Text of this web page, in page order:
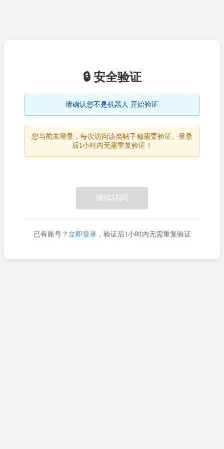
🔒 安全验证
请确认您不是机器人 开始验证
您当前未登录，每次访问该类帖子都需要验证。登录
后1小时内无需重复验证！
继续访问
已有账号？ 立即登录，验证后1小时内无需重复验证